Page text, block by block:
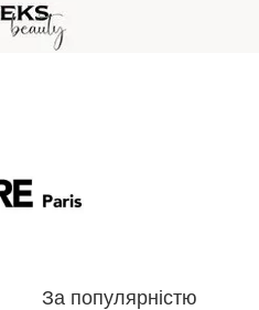
За популярністю